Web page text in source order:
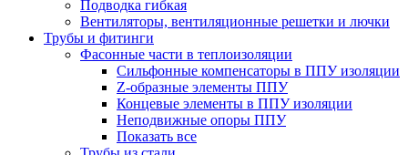
Подводка гибкая
Вентиляторы, вентиляционные решетки и лючки
Трубы и фитинги
Фасонные части в теплоизоляции
Cильфонные компенсаторы в ППУ изоляции
Z-образные элементы ППУ
Концевые элементы в ППУ изоляции
Неподвижные опоры ППУ
Показать все